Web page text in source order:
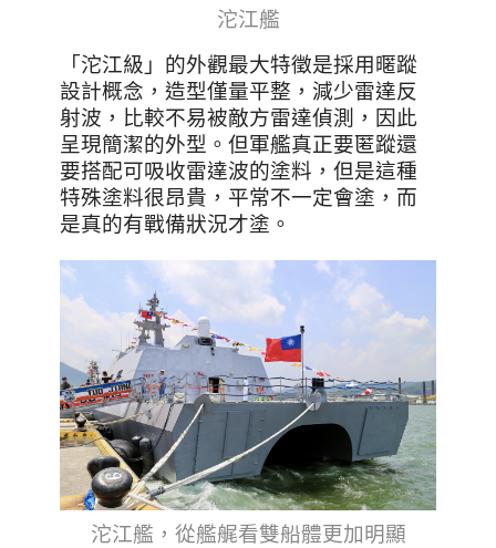
沱江艦
「沱江級」的外觀最大特徵是採用暱蹤
設計概念，造型僅量平整，減少雷達反
射波，比較不易被敵方雷達偵測，因此
呈現簡潔的外型。但軍艦真正要匿蹤還
要搭配可吸收雷達波的塗料，但是這種
特殊塗料很昂貴，平常不一定會塗，而
是真的有戰備狀況才塗。
沱江艦，從艦艉看雙船體更加明顯